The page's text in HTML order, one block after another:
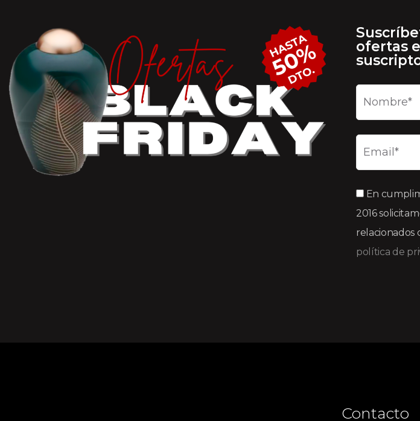
ofertas
En
2016
relacionados
política de
Contacto